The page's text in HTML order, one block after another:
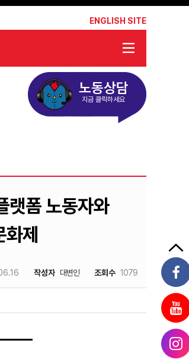
ENGLISH SITE
노동상담
지금 클릭하세요
랫폼 노동자와
제
작성자 대변인 조회수 1079